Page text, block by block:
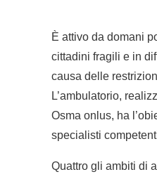
È attivo da domani
cittadini fragili e in
causa delle
L’ambulatorio,
Osma onlus, ha
specialisti
Quattro gli ambiti di